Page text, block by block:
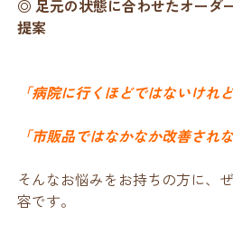
◎ 足元の状態に合わせたオーダ
提案
「病院に行くほどではないけれ
「市販品ではなかなか改善されな
そんなお悩みをお持ちの方に、
容です。